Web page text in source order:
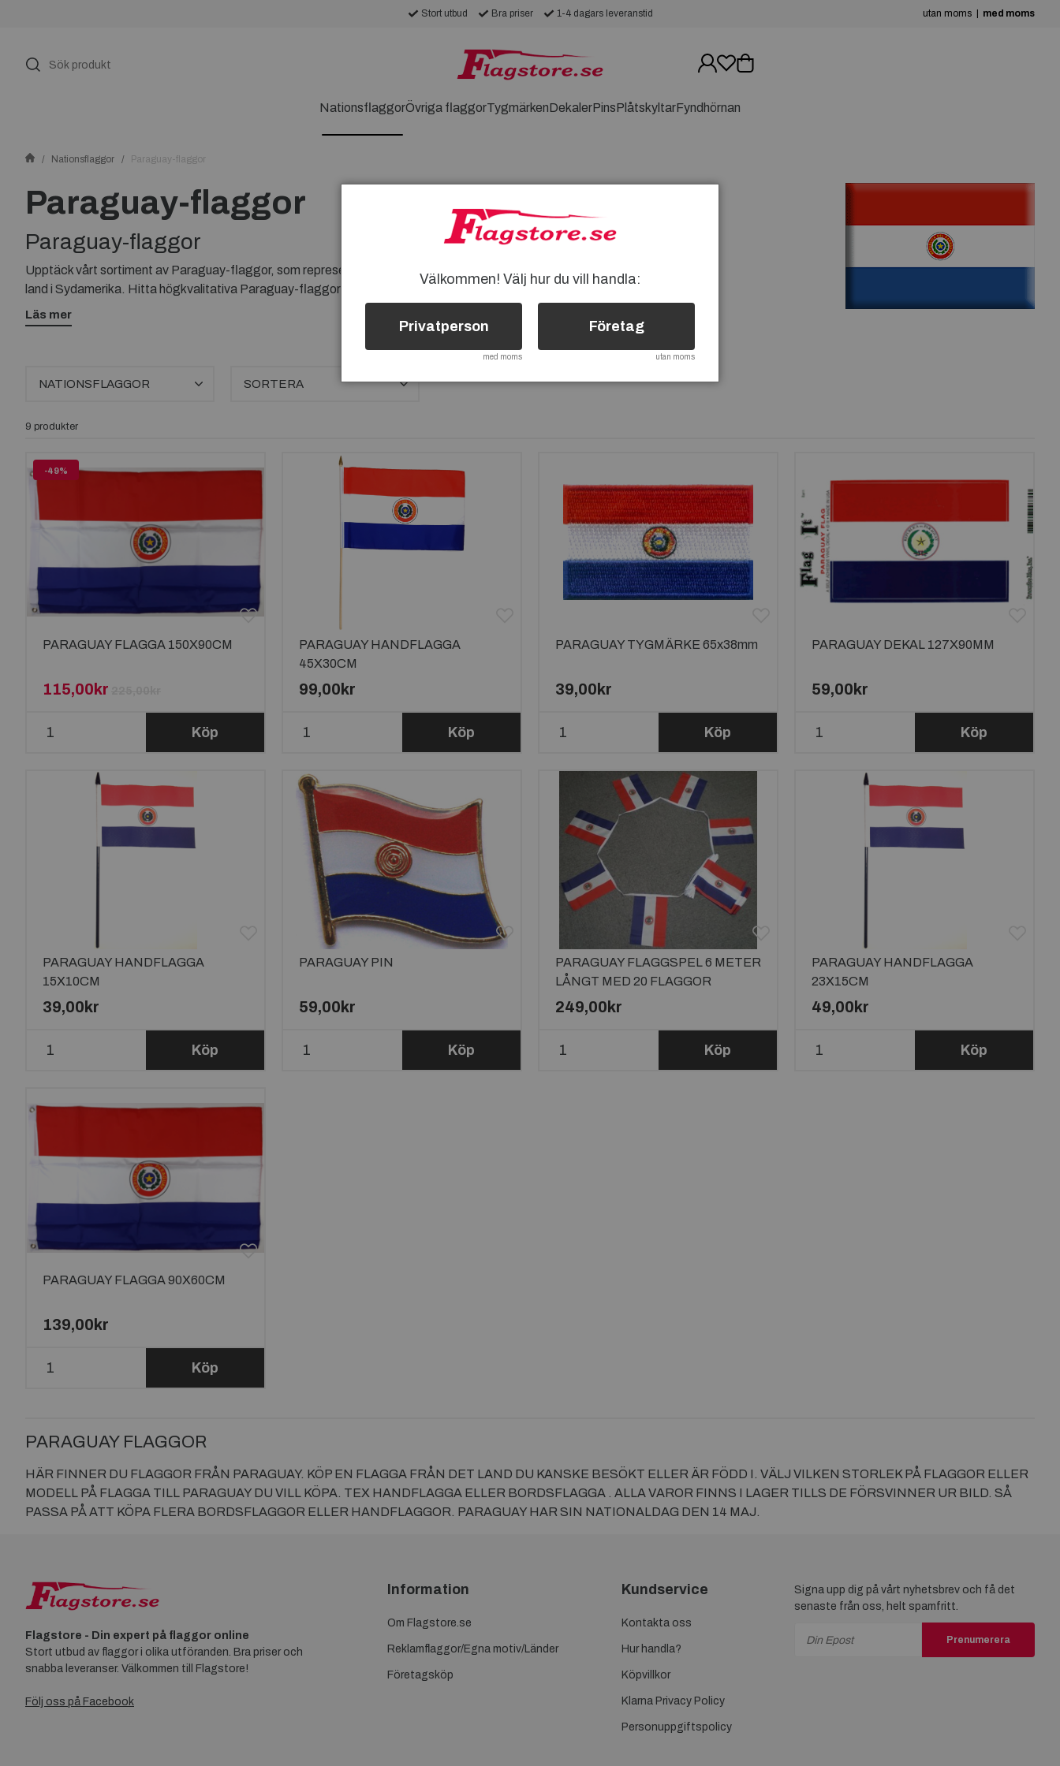
utan moms med moms
Stort utbud Bra priser 1-4 dagars leveranstid
NationsflaggorÖvriga flaggorTygmärkenDekalerPinsPlåtskyltarFyndhörnan
Nationsflaggor Paraguay-flaggor
Paraguay-flaggor
Paraguay-flaggor
Upptäck vårt sortiment av Paraguay-flaggor, som representerar stoltheten och identiteten för detta
land i Sydamerika. Hitta högkvalitativa Paraguay-flaggor i olika storlekar för att visa ditt stöd och
kärlek till Paraguay. Bläddra genom vårt urval och hitta den perfekta flaggan för dina behov!
Läs mer
NATIONSFLAGGOR SORTERA
9 produkter
-49%
PARAGUAY FLAGGA 150X90CM
115,00kr
Köp
PARAGUAY HANDFLAGGA
45X30CM
99,00kr
Köp
PARAGUAY TYGMÄRKE 65x38mm
39,00kr
Köp
PARAGUAY DEKAL 127X90MM
59,00kr
Köp
PARAGUAY HANDFLAGGA
15X10CM
39,00kr
Köp
PARAGUAY PIN
59,00kr
Köp
PARAGUAY FLAGGSPEL 6 METER
LÅNGT MED 20 FLAGGOR
249,00kr
Köp
PARAGUAY HANDFLAGGA
23X15CM
49,00kr
Köp
PARAGUAY FLAGGA 90X60CM
139,00kr
Köp
PARAGUAY FLAGGOR
HÄR FINNER DU FLAGGOR FRÅN PARAGUAY. KÖP EN FLAGGA FRÅN DET LAND DU KANSKE BESÖKT ELLER ÄR FÖDD I. VÄLJ VILKEN STORLEK PÅ FLAGGOR ELLER
MODELL PÅ FLAGGA TILL PARAGUAY DU VILL KÖPA. TEX HANDFLAGGA ELLER BORDSFLAGGA . ALLA VAROR FINNS I LAGER TILLS DE FÖRSVINNER UR BILD. SÅ
PASSA PÅ ATT KÖPA FLERA BORDSFLAGGOR ELLER HANDFLAGGOR. PARAGUAY HAR SIN NATIONALDAG DEN 14 MAJ.
Flagstore - Din expert på flaggor online
Stort utbud av flaggor i olika utföranden. Bra priser och
snabba leveranser. Välkommen till Flagstore!
Följ oss på Facebook
Information
Om Flagstore.se
Reklamflaggor/Egna motiv/Länder
Företagsköp
Kundservice
Kontakta oss
Hur handla?
Köpvillkor
Klarna Privacy Policy
Personuppgiftspolicy
Signa upp dig på vårt nyhetsbrev och få det
senaste från oss, helt spamfritt.
Prenumerera
Välkommen! Välj hur du vill handla:
Privatperson
med moms
Företag
utan moms